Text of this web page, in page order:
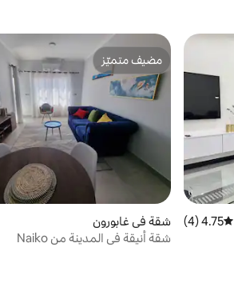
متوسط التقييم 4.75 من 5، 4 مراجعات
4.75 (4)
مضيف متميّز
مضيف متميّز
شقة في غابورون
شقة أنيقة في المدينة من Naiko